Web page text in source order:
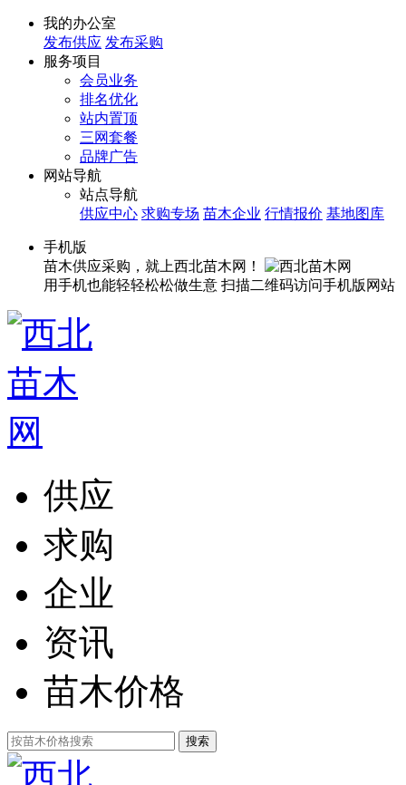
我的办公室
发布供应 发布采购
服务项目
会员业务
排名优化
站内置顶
三网套餐
品牌广告
网站导航
站点导航
供应中心 求购专场 苗木企业 行情报价 基地图库
手机版
苗木供应采购，就上西北苗木网！
用手机也能轻轻松松做生意 扫描二维码访问手机版网站
供应
求购
企业
资讯
苗木价格